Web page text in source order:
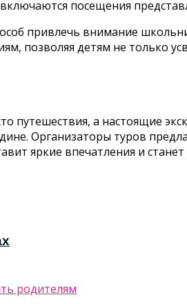
посещения
привлечь внимание
позволяя детям не только
путешествия, а настоящие
Организаторы туров
яркие впечатления и